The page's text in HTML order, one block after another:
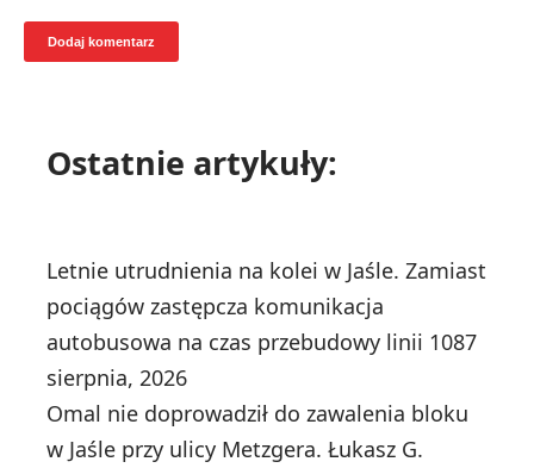
Ostatnie artykuły:
Letnie utrudnienia na kolei w Jaśle. Zamiast
pociągów zastępcza komunikacja
autobusowa na czas przebudowy linii 1087
sierpnia, 2026
Omal nie doprowadził do zawalenia bloku
w Jaśle przy ulicy Metzgera. Łukasz G.